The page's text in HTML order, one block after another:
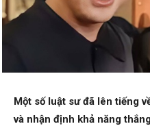
Một số luật sư đã lên tiếng
và nhận định khả năng